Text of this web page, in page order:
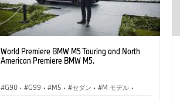
World Premiere BMW M5 Touring and North
American Premiere BMW M5.
G90 · G99 · M5 · セダン · M モデル ·